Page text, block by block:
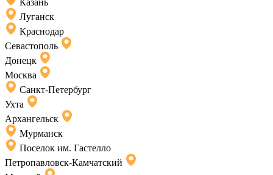
Казань
Луганск
Краснодар
Севастополь
Донецк
Москва
Санкт-Петербург
Ухта
Архангельск
Мурманск
Поселок им. Гастелло
Петропавловск-Камчатский